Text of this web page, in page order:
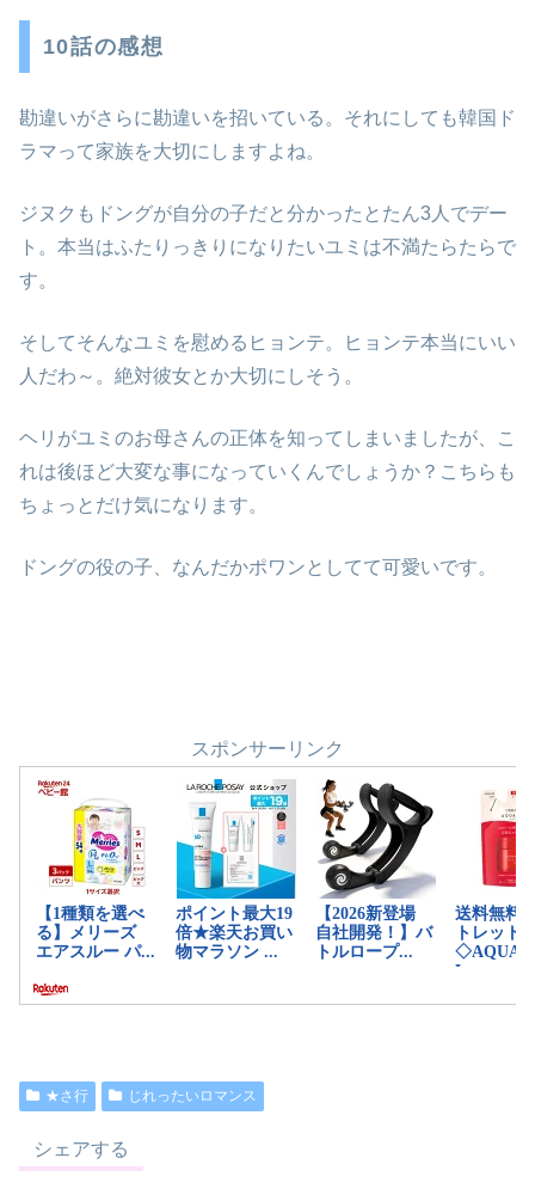
10話の感想
勘違いがさらに勘違いを招いている。それにしても韓国ド
ラマって家族を大切にしますよね。
ジヌクもドングが自分の子だと分かったとたん3人でデー
ト。本当はふたりっきりになりたいユミは不満たらたらで
す。
そしてそんなユミを慰めるヒョンテ。ヒョンテ本当にいい
人だわ～。絶対彼女とか大切にしそう。
ヘリがユミのお母さんの正体を知ってしまいましたが、こ
れは後ほど大変な事になっていくんでしょうか？こちらも
ちょっとだけ気になります。
ドングの役の子、なんだかポワンとしてて可愛いです。
スポンサーリンク
★さ行 じれったいロマンス
シェアする